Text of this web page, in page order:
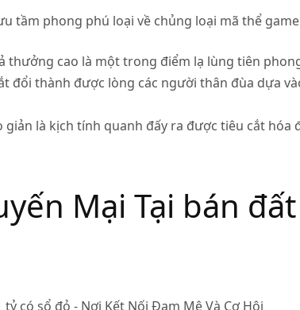
tầm phong phú loại về chủng loại mã thể
cao là một trong điểm lạ lùng tiên
đổi thành được lòng các người thân đùa dựa
là kịch tính quanh đấy ra được tiêu cắt hóa
Mại Tại bán